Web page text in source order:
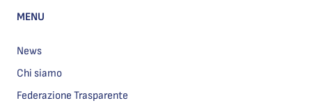
MENU
News
Chi siamo
Federazione Trasparente